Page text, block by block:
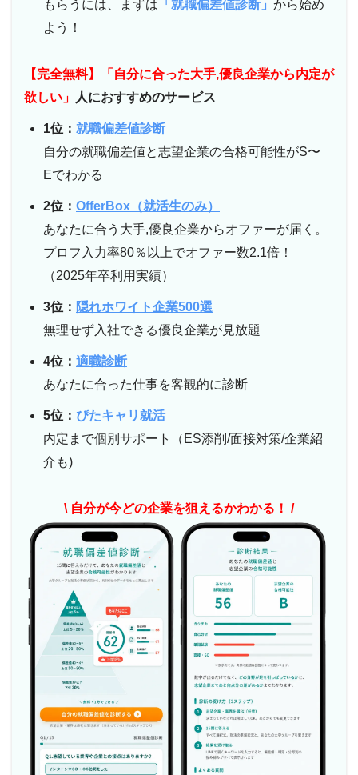
もらうには、まずは 「就職偏差値診断」 から始め
よう！
【完全無料】「自分に合った大手,優良企業から内定が
欲しい」
人におすすめのサービス
1位： 就職偏差値診断
自分の就職偏差値と志望企業の合格可能性がS〜
Eでわかる
2位： OfferBox（就活生のみ）
あなたに合う大手,優良企業からオファーが届く。
プロフ入力率80％以上でオファー数2.1倍！
（2025年卒利用実績）
3位： 隠れホワイト企業500選
無理せず入社できる優良企業が見放題
4位： 適職診断
あなたに合った仕事を客観的に診断
5位： ぴたキャリ就活
内定まで個別サポート（ES添削/面接対策/企業紹
介も)
\ 自分が今どの企業を狙えるかわかる！ /